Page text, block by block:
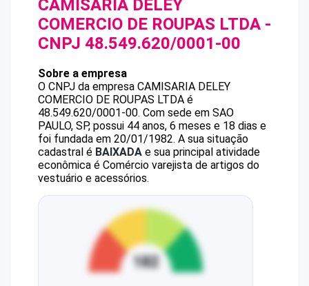
CAMISARIA DELEY
COMERCIO DE ROUPAS LTDA -
CNPJ 48.549.620/0001-00
Sobre a empresa
O CNPJ da empresa CAMISARIA DELEY
COMERCIO DE ROUPAS LTDA é
48.549.620/0001-00. Com sede em SAO
PAULO, SP, possui 44 anos, 6 meses e 18 dias e
foi fundada em 20/01/1982. A sua situação
cadastral é BAIXADA e sua principal atividade
econômica é Comércio varejista de artigos do
vestuário e acessórios.